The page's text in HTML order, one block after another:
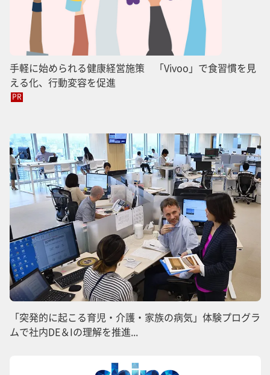
手軽に始められる健康経営施策 「Vivoo」で食習慣を見
える化、行動変容を促進
PR
「突発的に起こる育児・介護・家族の病気」体験プログラ
ムで社内DE＆Iの理解を推進...